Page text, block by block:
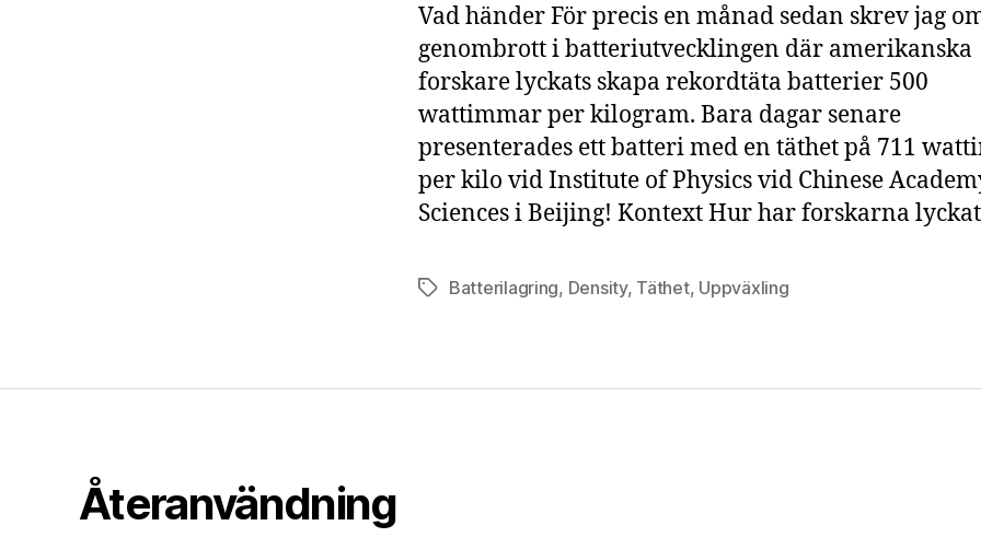
slår
Vad händer För precis en månad sedan skrev jag
genombrott i batteriutvecklingen där amerikanska
forskare lyckats skapa rekordtäta batterier 500
wattimmar per kilogram. Bara dagar senare
presenterades ett batteri med en täthet på 711
per kilo vid Institute of Physics vid Chinese
Sciences i Beijing! Kontext Hur har forskarna
Etiketter
Batterilagring, Density, Täthet, Uppväxling
Återanvändning